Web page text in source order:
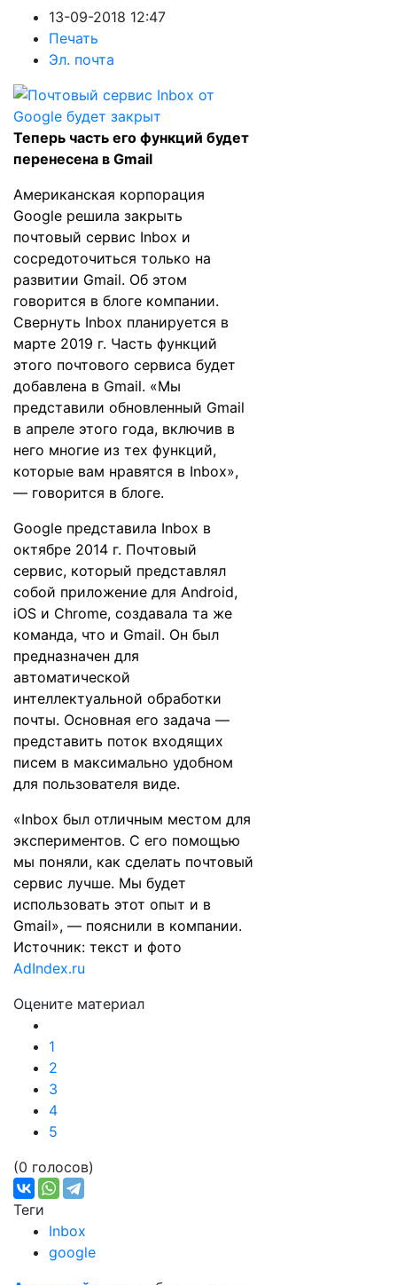
13-09-2018 12:47
Печать
Эл. почта
Теперь часть его функций будет
перенесена в Gmail
Американская корпорация
Google решила закрыть
почтовый сервис Inbox и
сосредоточиться только на
развитии Gmail. Об этом
говорится в блоге компании.
Свернуть Inbox планируется в
марте 2019 г. Часть функций
этого почтового сервиса будет
добавлена в Gmail. «Мы
представили обновленный Gmail
в апреле этого года, включив в
него многие из тех функций,
которые вам нравятся в Inbox»,
— говорится в блоге.
Google представила Inbox в
октябре 2014 г. Почтовый
сервис, который представлял
собой приложение для Android,
iOS и Chrome, создавала та же
команда, что и Gmail. Он был
предназначен для
автоматической
интеллектуальной обработки
почты. Основная его задача —
представить поток входящих
писем в максимально удобном
для пользователя виде.
«Inbox был отличным местом для
экспериментов. С его помощью
мы поняли, как сделать почтовый
сервис лучше. Мы будет
использовать этот опыт и в
Gmail», — пояснили в компании.
Источник: текст и фото
AdIndex.ru
Оцените материал
1
2
3
4
5
(0 голосов)
Теги
Inbox
google